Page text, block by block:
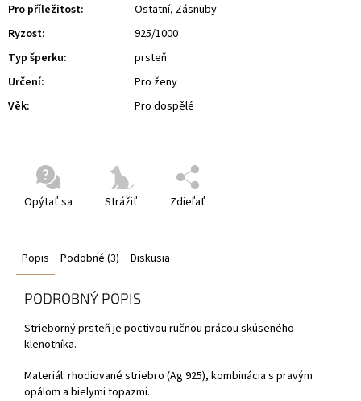
Opýtať sa Strážiť Zdieľať
Pro příležitost:
Ostatní, Zásnuby
Ryzost:
925/1000
Typ šperku:
prsteň
Určení:
Pro ženy
Věk: Pro dospělé
Popis Podobné (3) Diskusia
PODROBNÝ POPIS
Strieborný prsteň je poctivou ručnou prácou skúseného
klenotníka.
Materiál: rhodiované striebro (Ag 925), kombinácia s pravým
opálom a bielymi topazmi.